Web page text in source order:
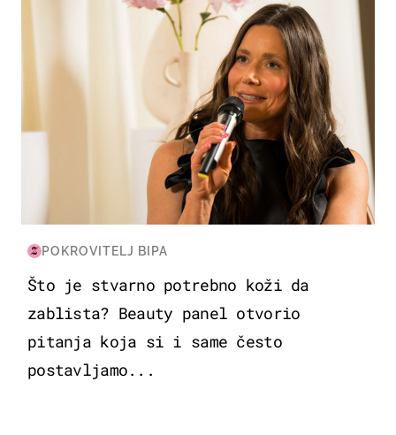
POKROVITELJ BIPA
Što je stvarno potrebno koži da
zablista? Beauty panel otvorio
pitanja koja si i same često
postavljamo...